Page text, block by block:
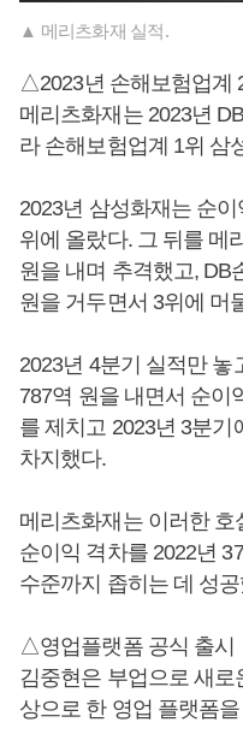
▲ 메리츠화재 실적.
△2023년 손해보험업계
메리츠화재는 2023년
라 손해보험업계 1위 삼
2023년 삼성화재는 순
위에 올랐다. 그 뒤를 메
원을 내며 추격했고, DB
원을 거두면서 3위에 머
2023년 4분기 실적만
787역 원을 내면서 순이
를 제치고 2023년 3분기
차지했다.
메리츠화재는 이러한
순이익 격차를 2022년
수준까지 좁히는 데 성
△영업플랫폼 공식 출시
김중현은 부업으로 새
상으로 한 영업 플랫폼